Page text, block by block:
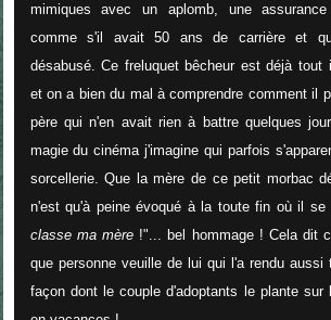
mimiques avec un aplomb, une
comme s'il avait 50 ans de carrière et
désabusé. Ce freluquet bêcheur est déjà tout
et on a bien du mal à comprendre comment il
père qui n'en avait rien à battre quelques
magie du cinéma j'imagine qui parfois
sorcellerie. Que la mère de ce petit morbac
n'est qu'à peine évoqué à la toute fin où il se
classe ma mère !"... bel hommage ! Cela dit
que personne veuille de lui qui l'a rendu
façon dont le couple d'adoptants le plante sur